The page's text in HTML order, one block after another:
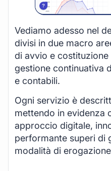
Vediamo adesso nel
divisi in due macro
di avvio e
gestione continuativa
e contabili.
Ogni servizio è
mettendo in evidenza
approccio digitale,
performante superi di
modalità di